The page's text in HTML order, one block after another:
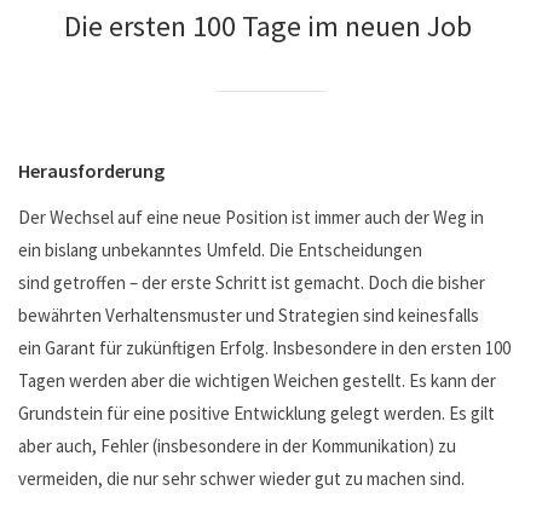
Die ersten 100 Tage im neuen Job
Herausforderung
Der Wechsel auf eine neue Position ist immer auch der Weg in
ein bislang unbekanntes Umfeld. Die Entscheidungen
sind getroffen – der erste Schritt ist gemacht. Doch die bisher
bewährten Verhaltensmuster und Strategien sind keinesfalls
ein Garant für zukünftigen Erfolg. Insbesondere in den ersten 100
Tagen werden aber die wichtigen Weichen gestellt. Es kann der
Grundstein für eine positive Entwicklung gelegt werden. Es gilt
aber auch, Fehler (insbesondere in der Kommunikation) zu
vermeiden, die nur sehr schwer wieder gut zu machen sind.